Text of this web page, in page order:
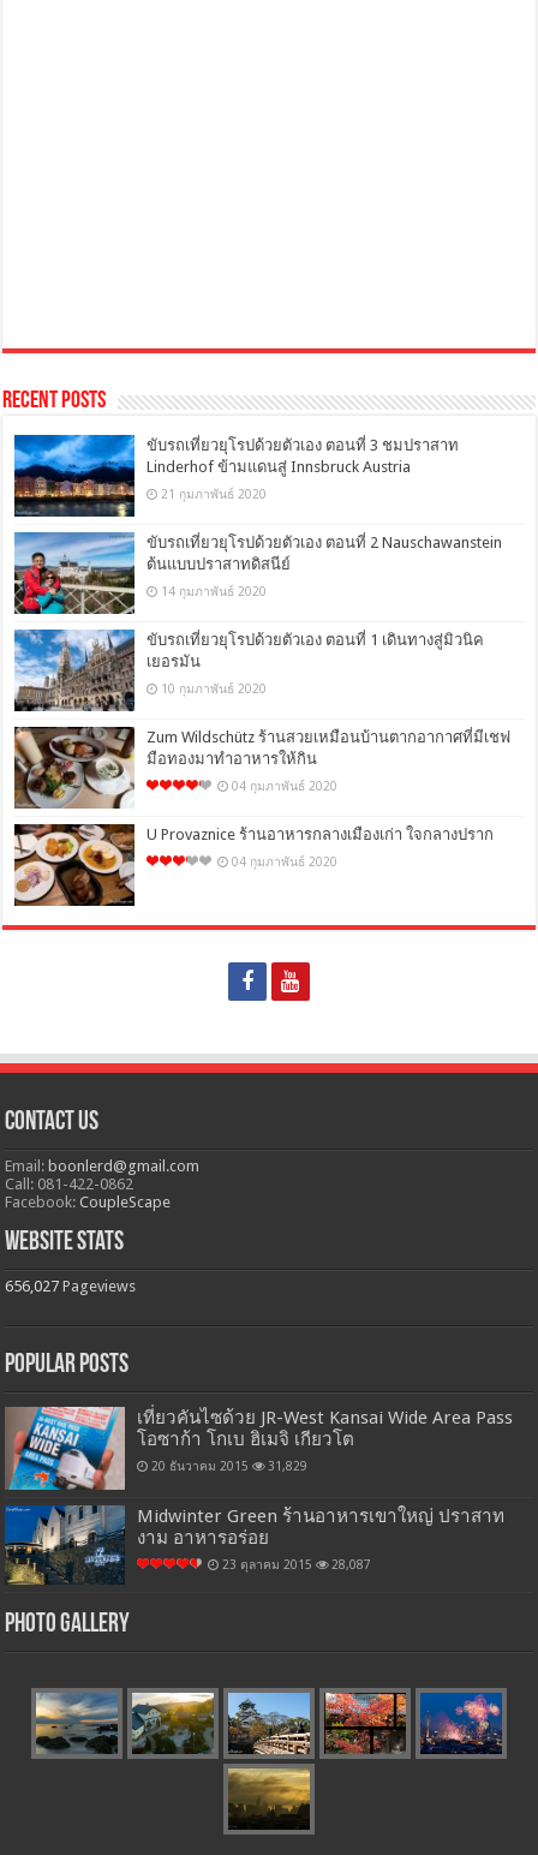
Recent Posts
ขับรถเที่ยวยุโรปด้วยตัวเอง ตอนที่ 3 ชมปราสาท
Linderhof ข้ามแดนสู่ Innsbruck Austria
21 กุมภาพันธ์ 2020
ขับรถเที่ยวยุโรปด้วยตัวเอง ตอนที่ 2 Nauschawanstein
ต้นแบบปราสาทดิสนีย์
14 กุมภาพันธ์ 2020
ขับรถเที่ยวยุโรปด้วยตัวเอง ตอนที่ 1 เดินทางสู่มิวนิค
เยอรมัน
10 กุมภาพันธ์ 2020
Zum Wildschütz ร้านสวยเหมือนบ้านตากอากาศที่มีเชฟ
มือทองมาทำอาหารให้กิน
04 กุมภาพันธ์ 2020
U Provaznice ร้านอาหารกลางเมืองเก่า ใจกลางปราก
04 กุมภาพันธ์ 2020
Contact Us
Email: boonlerd@gmail.com
Call: 081-422-0862
Facebook:CoupleScape
Website Stats
656,027 Pageviews
Popular Posts
เที่ยวคันไซด้วย JR-West Kansai Wide Area Pass
โอซาก้า โกเบ ฮิเมจิ เกียวโต
20 ธันวาคม 2015 31,829
Midwinter Green ร้านอาหารเขาใหญ่ ปราสาท
งาม อาหารอร่อย
23 ตุลาคม 2015 28,087
Photo Gallery